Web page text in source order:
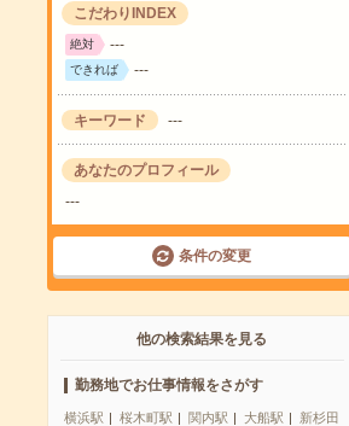
こだわりINDEX
絶対 ---
できれば ---
キーワード ---
あなたのプロフィール
---
条件の変更
他の検索結果を見る
勤務地でお仕事情報をさがす
横浜駅 桜木町駅 関内駅 大船駅
新杉田